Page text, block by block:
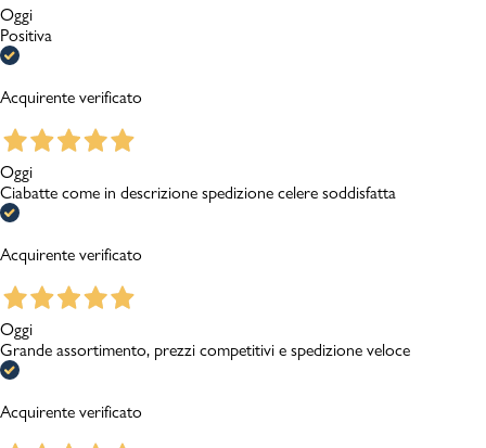
Oggi
Positiva
Acquirente verificato
Oggi
Ciabatte come in descrizione spedizione celere soddisfatta
Acquirente verificato
Oggi
Grande assortimento, prezzi competitivi e spedizione veloce
Acquirente verificato